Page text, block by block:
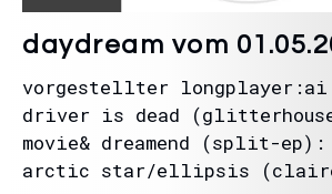
daydream vom
vorgestellter longplayer:ai
driver is dead
movie& dreamend (split-
arctic star/ellipsis